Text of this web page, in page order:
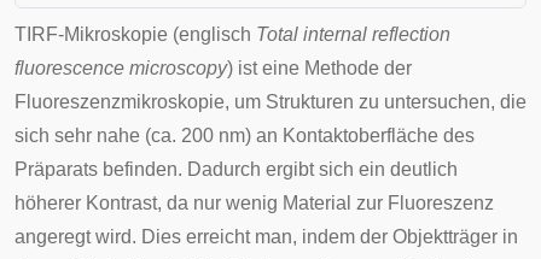
TIRF-Mikroskopie (englisch Total internal reflection
fluorescence microscopy) ist eine Methode der
Fluoreszenzmikroskopie, um Strukturen zu untersuchen, die
sich sehr nahe (ca. 200 nm) an Kontaktoberfläche des
Präparats befinden. Dadurch ergibt sich ein deutlich
höherer Kontrast, da nur wenig Material zur Fluoreszenz
angeregt wird. Dies erreicht man, indem der Objektträger in